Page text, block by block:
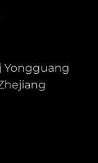
Yongguang